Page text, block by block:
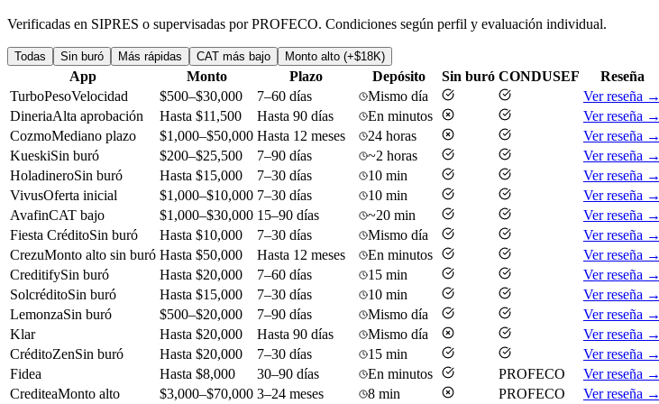
Verificadas en SIPRES o supervisadas por PROFECO. Condiciones según perfil y evaluación individual.
Todas Sin buró Más rápidas CAT más bajo Monto alto (+$18K)
App Monto Plazo Depósito Sin buró CONDUSEF Reseña
TurboPesoVelocidad $500–$30,000 7–60 días Mismo día Ver reseña →
DineriaAlta aprobación Hasta $11,500 Hasta 90 días En minutos Ver reseña →
CozmoMediano plazo $1,000–$50,000 Hasta 12 meses 24 horas Ver reseña →
KueskiSin buró $200–$25,500 7–90 días ~2 horas Ver reseña →
HoladineroSin buró Hasta $15,000 7–30 días 10 min Ver reseña →
VivusOferta inicial $1,000–$10,000 7–30 días 10 min Ver reseña →
AvafinCAT bajo $1,000–$30,000 15–90 días ~20 min Ver reseña →
Fiesta CréditoSin buró Hasta $10,000 7–30 días Mismo día Ver reseña →
CrezuMonto alto sin buró Hasta $50,000 Hasta 12 meses En minutos Ver reseña →
CreditifySin buró Hasta $20,000 7–60 días 15 min Ver reseña →
SolcréditoSin buró Hasta $15,000 7–30 días 10 min Ver reseña →
LemonzaSin buró $500–$20,000 7–90 días Mismo día Ver reseña →
Klar
Hasta $20,000 Hasta 90 días Mismo día Ver reseña →
CréditoZenSin buró Hasta $20,000 7–30 días 15 min Ver reseña →
Fidea
Hasta $8,000 30–90 días En minutos PROFECO Ver reseña →
CrediteaMonto alto $3,000–$70,000 3–24 meses 8 min PROFECO Ver reseña →